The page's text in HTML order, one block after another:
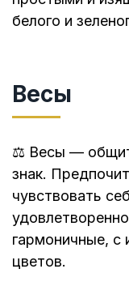
белого и
Весы
⚖️ Весы —
знак.
чувствовать
гармоничные, с
цветов.